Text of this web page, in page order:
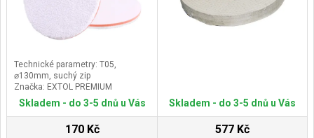
Technické parametry: T05,
⌀130mm, suchý zip
Značka: EXTOL PREMIUM
Skladem - do 3-5 dnů u Vás
170 Kč
Skladem - do 3-5 dnů u Vás
577 Kč